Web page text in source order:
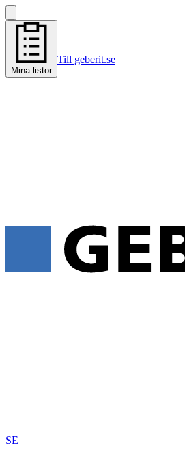
Mina listor
Till geberit.se
SE